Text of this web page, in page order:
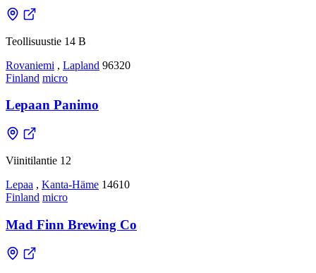
Teollisuustie 14 B
Rovaniemi , Lapland 96320
Finland micro
Lepaan Panimo
Viinitilantie 12
Lepaa , Kanta-Häme 14610
Finland micro
Mad Finn Brewing Co